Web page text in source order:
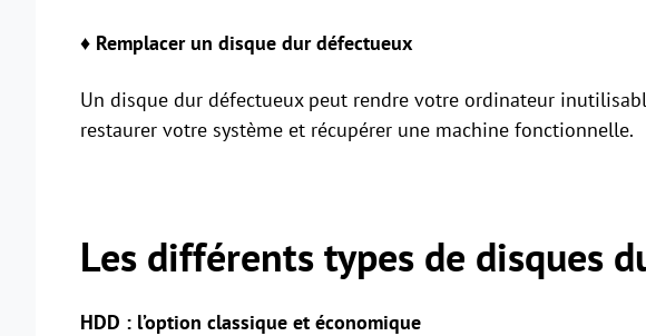
♦ Remplacer un disque dur défectueux
Un disque dur défectueux peut rendre votre ordinateur
restaurer votre système et récupérer une machine fonctionnelle.
Les différents types de disques
HDD : l’option classique et économique